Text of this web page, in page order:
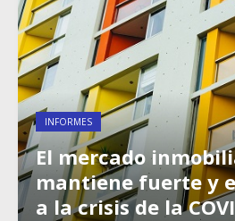
INFORMES
El mercado
mantiene fuerte y
a la crisis de la